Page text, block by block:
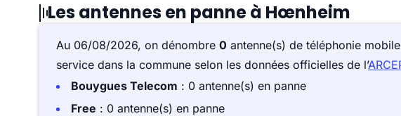
Les antennes en panne à Hœnheim
Au 06/08/2026, on dénombre 0 antenne(s) de téléphonie
service dans la commune selon les données officielles de l’
Bouygues Telecom : 0 antenne(s) en panne
Free : 0 antenne(s) en panne